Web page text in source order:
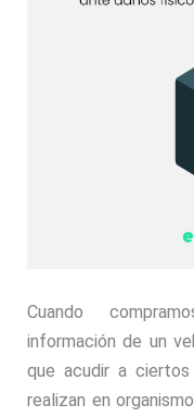
Cuando
información de un
que acudir a
realizan en